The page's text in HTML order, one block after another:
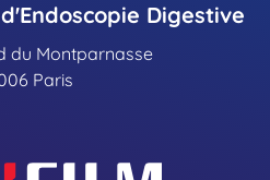
Digestive
du Montparnasse
Paris